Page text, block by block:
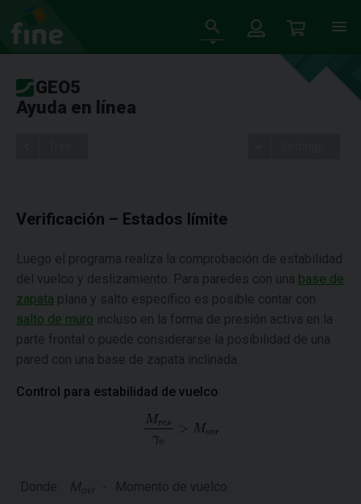
GEO5
Ayuda en línea
Verificación – Estados límite
Luego el programa realiza la comprobación de estabilidad
del vuelco y deslizamiento. Para paredes con una base de
zapata plana y salto específico es posible contar con
salto de muro incluso en la forma de presión activa en la
parte frontal o puede considerarse la posibilidad de una
pared con una base de zapata inclinada.
Control para estabilidad de vuelco
Donde: M ovr - Momento de vuelco